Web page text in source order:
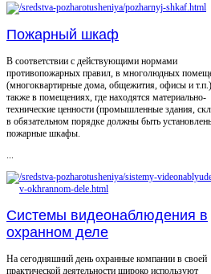
Пожарный шкаф
В соответствии с действующими нормами
противопожарных правил, в многолюдных
(многоквартирные дома, общежития, офисы и
также в помещениях, где находятся материально-
технические ценности (промышленные здания,
в обязательном порядке должны быть
пожарные шкафы.
...
Системы видеонаблюдения в
охранном деле
На сегодняшний день охранные компании в своей
практической деятельности широко используют